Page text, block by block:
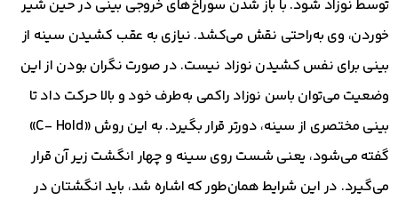
توسط نوزاد شود. با باز شدن سوراخ‌های خروجی بینی در حین شیر
خوردن، وی به‌راحتی نقش می‌کشد. نیازی به عقب کشیدن سینه از
بینی برای نفس کشیدن نوزاد نیست. در صورت نگران بودن از این
وضعیت می‌توان باسن نوزاد راکمی به‌طرف خود و بالا حرکت داد تا
بینی مختصری از سینه، دورتر قرار بگیرد. به این روش «C- Hold»
گفته می‌شود، یعنی شست روی سینه و چهار انگشت زیر آن قرار
می‌گیرد. در این شرایط همان‌طور که اشاره شد، باید انگشتان در